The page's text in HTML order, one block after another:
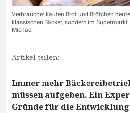
Verbraucher kaufen Brot und Brötchen
klassischen Bäcker, sondern im
Michael
Artikel teilen:
Immer mehr
müssen aufgeben. Ein
Gründe für die